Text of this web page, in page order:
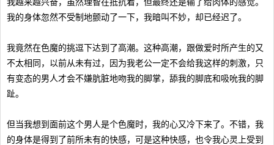
我越来越兴奋，虽然理智在抵抗着，但最终还是输了给肉体的感觉。
我的身体忽然不受制地颤动了一下，我暗叫不妙，却已经迟了。
我竟然在色魔的挑逗下达到了高潮。这种高潮，跟做爱时所产生的又
不太相同，以前从未有过，因为我老公一定不会给我这样的刺激，只
有变态的男人才会不嫌肮脏地吻我的脚掌，舔我的脚底和吸吮我的脚
趾。
但当我想到面前这个男人是个色魔时，我的心又冷下来了。不错，我
的身体是得到了前所未有的快感，可是这种快感，也令我心灵上受到